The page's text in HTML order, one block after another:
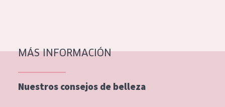
MÁS INFORMACIÓN
Nuestros consejos de belleza